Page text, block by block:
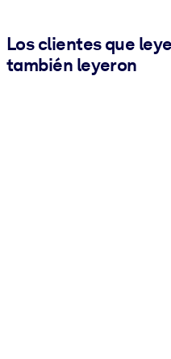
Los clientes que
también leyeron